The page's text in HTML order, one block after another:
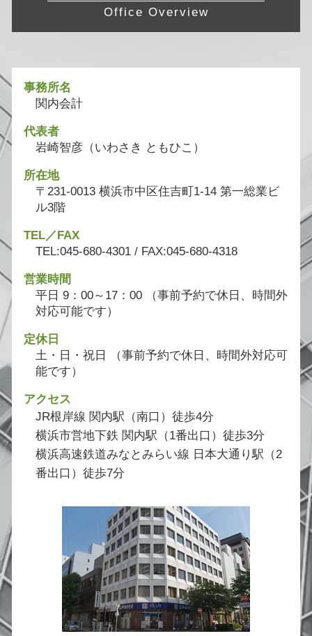
Office Overview
事務所名
関内会計
代表者
岩崎智彦（いわさき ともひこ）
所在地
〒231-0013 横浜市中区住吉町1-14 第一総業ビ
ル3階
TEL／FAX
TEL:045-680-4301 / FAX:045-680-4318
営業時間
平日 9：00～17：00 （事前予約で休日、時間外
対応可能です）
定休日
土・日・祝日 （事前予約で休日、時間外対応可
能です）
アクセス
JR根岸線 関内駅（南口）徒歩4分
横浜市営地下鉄 関内駅（1番出口）徒歩3分
横浜高速鉄道みなとみらい線 日本大通り駅（2
番出口）徒歩7分